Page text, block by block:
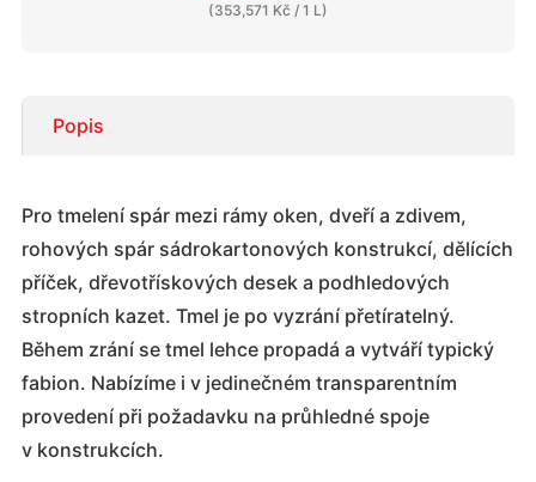
Popis
Pro tmelení spár mezi rámy oken, dveří a zdivem,
rohových spár sádrokartonových konstrukcí, dělících
příček, dřevotřískových desek a podhledových
stropních kazet. Tmel je po vyzrání přetíratelný.
Během zrání se tmel lehce propadá a vytváří typický
fabion. Nabízíme i v jedinečném transparentním
provedení při požadavku na průhledné spoje
v konstrukcích.
(353,571 Kč / 1 L)